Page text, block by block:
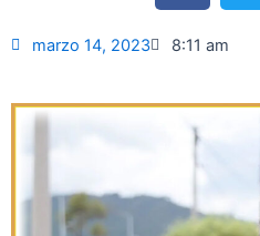
c
e
o
k
i
marzo 14, 2023 8:11 am